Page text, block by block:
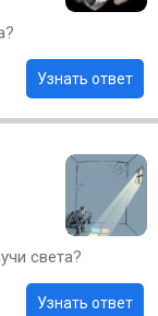
Узнать ответ
света?
Узнать ответ